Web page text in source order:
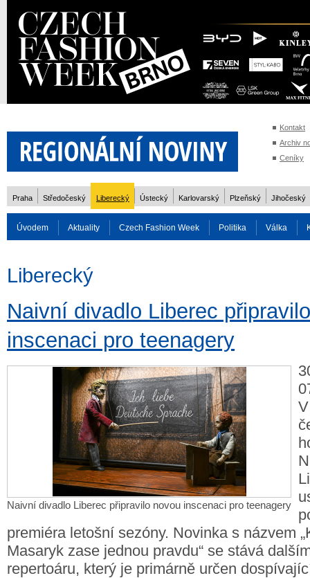
Kontakt
Archiv
Ceníky
Praha Středočeský Liberecký Ústecký Karlovarský Plzeňský Jihočeský
Úvodem Aktuality Czech Fashion Week Politika Válka
Liberecký
Naivní divadlo Liberec
inscenaci pro teenagery
Naivní divadlo Liberec připravilo novou inscenaci pro teenagery
premiéra letošní sezóny. Novinka s názvem
Masaryk zase jednou pravdu“ se stává
repertoáru, který je primárně určen